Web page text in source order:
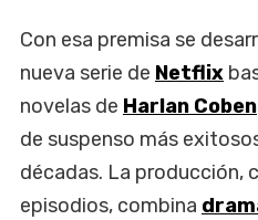
Con esa premisa se
nueva serie de Netflix
novelas de Harlan Coben
de suspenso más
décadas. La producción,
episodios, combina